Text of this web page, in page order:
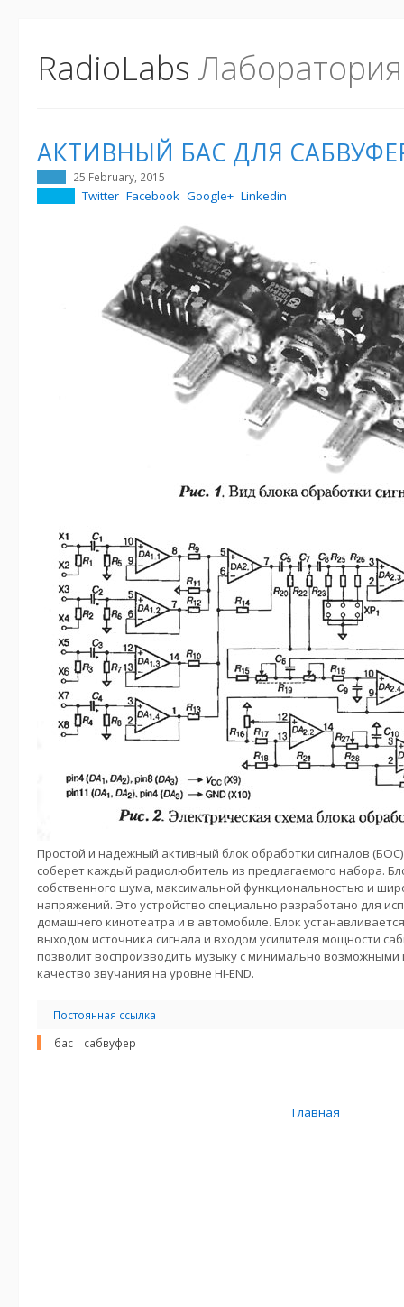
RadioLabs
АКТИВНЫЙ БАС ДЛЯ
25 February, 2015
Twitter Facebook Google+ Linkedin
Простой и надежный активный блок обработки сигналов
соберет каждый радиолюбитель из предлагаемого набора.
собственного шума, максимальной функциональностью и
напряжений. Это устройство специально разработано для
домашнего кинотеатра и в автомобиле. Блок
выходом источника сигнала и входом усилителя мощности
позволит воспроизводить музыку с минимально возможными
качество звучания на уровне HI-END.
Постоянная ссылка
бас
сабвуфер
Главная